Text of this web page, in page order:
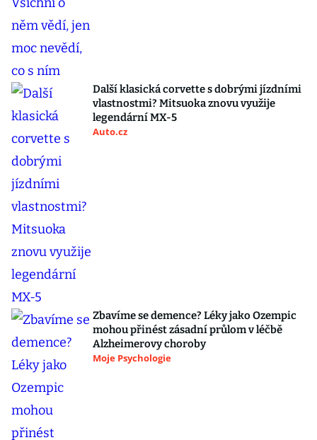
Další klasická corvette s dobrými jízdními
vlastnostmi? Mitsuoka znovu využije
legendární MX-5
Auto.cz
Zbavíme se demence? Léky jako Ozempic
mohou přinést zásadní průlom v léčbě
Alzheimerovy choroby
Moje Psychologie